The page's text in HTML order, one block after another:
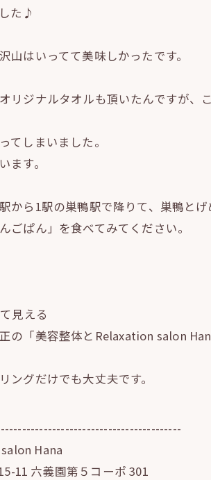
た♪
山はいってて美味しかったです。
リジナルタオルも頂いたんですが、
てしまいました。
ます。
から1駅の巣鴨駅で降りて、巣鴨とげ
ごぱん」を食べてみてください。
見える
の「美容整体とRelaxation salon
ングだけでも大丈夫です。
Hana
11 六義園第５コーポ 301